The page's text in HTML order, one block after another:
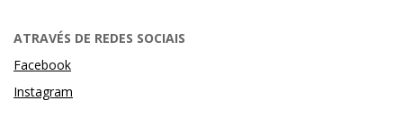
ATRAVÉS DE REDES SOCIAIS
Facebook
Instagram